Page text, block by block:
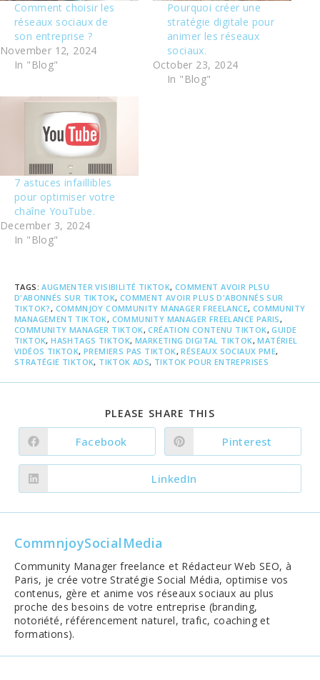
Comment choisir les
réseaux sociaux de
son entreprise ?
November 12, 2024
In "Blog"
Pourquoi créer une
stratégie digitale pour
animer les réseaux
sociaux.
October 23, 2024
In "Blog"
7 astuces infaillibles
pour optimiser votre
chaîne YouTube.
December 3, 2024
In "Blog"
TAGS :AUGMENTER VISIBILITÉ TIKTOK, COMMENT AVOIR PLSU
D'ABONNÉS SUR TIKTOK, COMMENT AVOIR PLUS D'ABONNÉS SUR
TIKTOK?, COMMNJOY COMMUNITY MANAGER FREELANCE, COMMUNITY
MANAGEMENT TIKTOK, COMMUNITY MANAGER FREELANCE PARIS,
COMMUNITY MANAGER TIKTOK, CRÉATION CONTENU TIKTOK, GUIDE
TIKTOK, HASHTAGS TIKTOK, MARKETING DIGITAL TIKTOK, MATÉRIEL
VIDÉOS TIKTOK, PREMIERS PAS TIKTOK, RÉSEAUX SOCIAUX PME,
STRATÉGIE TIKTOK, TIKTOK ADS, TIKTOK POUR ENTREPRISES
PLEASE SHARE THIS
Opens
in
a
Facebook Opens
in
a
Pinterest
Opens
in
new
LinkedIn
CommnjoySocialMedia
Community Manager freelance et Rédacteur Web SEO, à
Paris, je crée votre Stratégie Social Média, optimise vos
contenus, gère et anime vos réseaux sociaux au plus
proche des besoins de votre entreprise (branding,
notoriété, référencement naturel, trafic, coaching et
formations).